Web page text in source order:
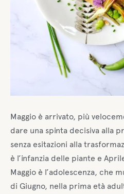
Maggio è arrivato, più
dare una spinta decisiva alla
senza esitazioni alla
è l’infanzia delle piante e
Maggio è l’adolescenza, che
di Giugno, nella prima età